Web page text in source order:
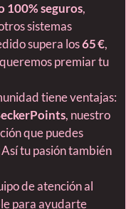
100% seguros,
sistemas
supera los65 €,
premiar tu
tiene ventajas:
, nuestro
que puedes
tu pasión también
de atención al
para ayudarte